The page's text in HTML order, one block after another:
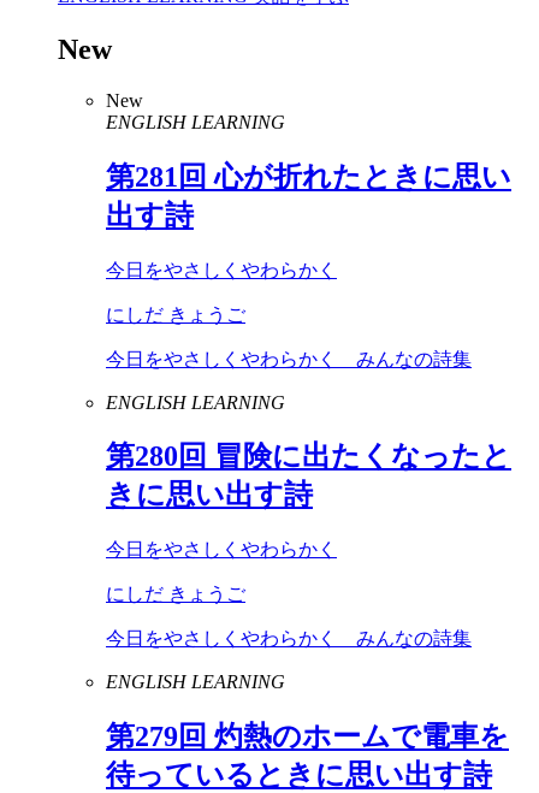
New
New
ENGLISH LEARNING
第281 回 心が折れたときに思い
出す詩
今日をやさしくやわらかく
にしだ きょうご
今日をやさしくやわらかく みんなの詩集
ENGLISH LEARNING
第280回 冒険に出たくなったと
きに思い出す詩
今日をやさしくやわらかく
にしだ きょうご
今日をやさしくやわらかく みんなの詩集
ENGLISH LEARNING
第279回 灼熱のホームで電車を
待っているときに思い出す詩